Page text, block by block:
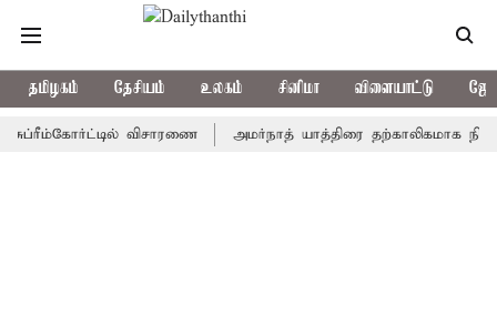
தமிழகம் தேசியம் உலகம் சினிமா விளையாட்டு
விசாரணை அமர்நாத் யாத்திரை தற்காலிகமாக நிறுத்தம்